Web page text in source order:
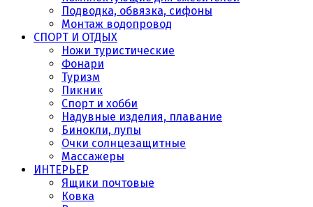
Подводка, обвязка, сифоны
Монтаж водопровод
СПОРТ И ОТДЫХ
Ножи туристические
Фонари
Туризм
Пикник
Спорт и хобби
Надувные изделия, плавание
Бинокли, лупы
Очки солнцезащитные
Массажеры
ИНТЕРЬЕР
Ящики почтовые
Ковка